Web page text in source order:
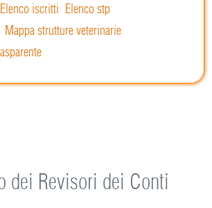
Elenco iscritti Elenco stp
Mappa strutture veterinarie
dei Revisori dei Conti